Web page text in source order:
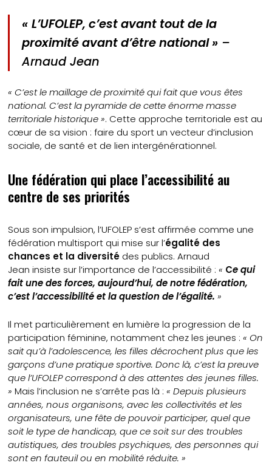
« L’UFOLEP, c’est avant tout de la
proximité avant d’être national » –
Arnaud Jean
« C’est le maillage de proximité qui fait que vous êtes
national. C’est la pyramide de cette énorme masse
territoriale historique ». Cette approche territoriale est au
cœur de sa vision : faire du sport un vecteur d’inclusion
sociale, de santé et de lien intergénérationnel.
Une fédération qui place l’accessibilité au
centre de ses priorités
Sous son impulsion, l’UFOLEP s’est affirmée comme une
fédération multisport qui mise sur l’égalité des
chances et la diversité des publics. Arnaud
Jean insiste sur l’importance de l’accessibilité :« Ce qui
fait une des forces, aujourd’hui, de notre fédération,
c’est l’accessibilité et la question de l’égalité.»
Il met particulièrement en lumière la progression de la
participation féminine, notamment chez les jeunes :« On
sait qu’à l’adolescence, les filles décrochent plus que les
garçons d’une pratique sportive. Donc là, c’est la preuve
que l’UFOLEP correspond à des attentes des jeunes filles.
» Mais l’inclusion ne s’arrête pas là :« Depuis plusieurs
années, nous organisons, avec les collectivités et les
organisateurs, une fête de pouvoir participer, quel que
soit le type de handicap, que ce soit sur des troubles
autistiques, des troubles psychiques, des personnes qui
sont en fauteuil ou en mobilité réduite. »